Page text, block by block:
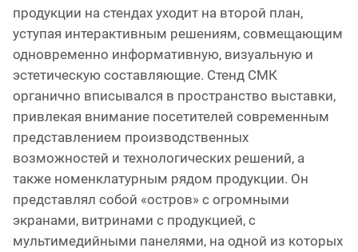
продукции на стендах уходит на второй план,
уступая интерактивным решениям, совмещающим
одновременно информативную, визуальную и
эстетическую составляющие. Стенд СМК
органично вписывался в пространство выставки,
привлекая внимание посетителей современным
представлением производственных
возможностей и технологических решений, а
также номенклатурным рядом продукции. Он
представлял собой «остров» с огромными
экранами, витринами с продукцией, с
мультимедийными панелями, на одной из которых